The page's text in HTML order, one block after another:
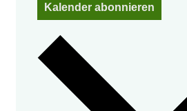
Kalender abonnieren